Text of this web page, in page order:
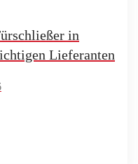
in
Lieferanten